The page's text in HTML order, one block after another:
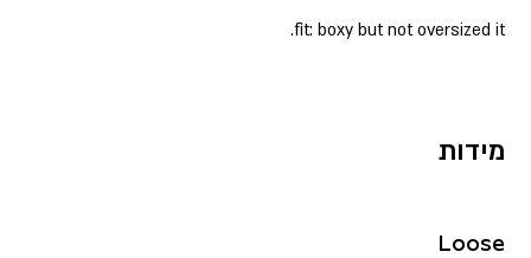
fit: boxy but not oversized it.
מידות
Loose